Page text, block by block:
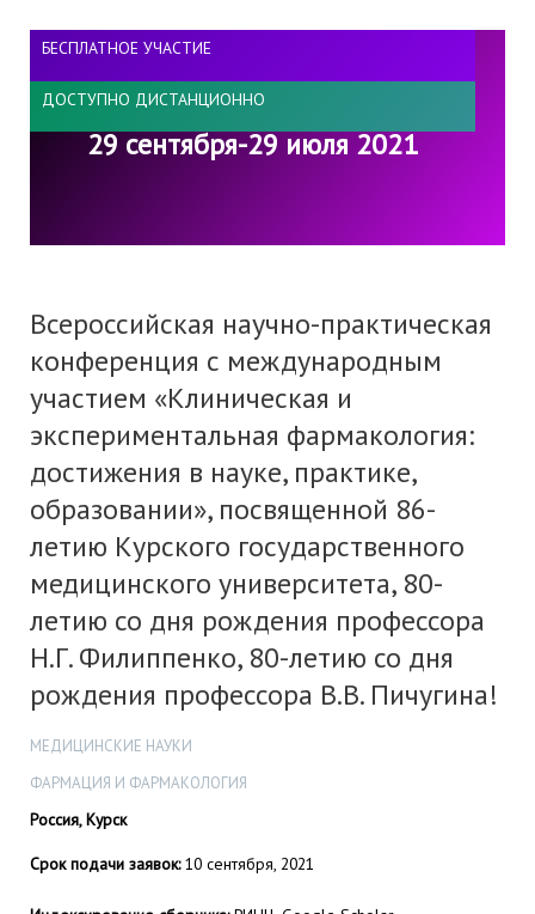
БЕСПЛАТНОЕ УЧАСТИЕ
ДОСТУПНО ДИСТАНЦИОННО
29 сентября-29 июля 2021
Всероссийская научно-практическая
конференция с международным
участием «Клиническая и
экспериментальная фармакология:
достижения в науке, практике,
образовании», посвященной 86-
летию Курского государственного
медицинского университета, 80-
летию со дня рождения профессора
Н.Г. Филиппенко, 80-летию со дня
рождения профессора В.В. Пичугина!
МЕДИЦИНСКИЕ НАУКИ
ФАРМАЦИЯ И ФАРМАКОЛОГИЯ
Россия, Курск
Срок подачи заявок:10 сентября, 2021